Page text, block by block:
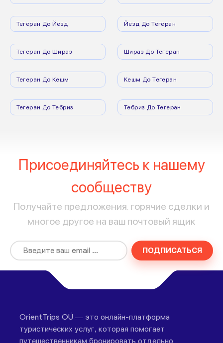
Тегеран До Йезд Йезд До Тегеран
Тегеран До Шираз Шираз До Тегеран
Тегеран До Кешм Кешм До Тегеран
Тегеран До Тебриз Тебриз До Тегеран
Присоединяйтесь к нашему
сообществу
Получайте предложения, горячие сделки и
многое другое на ваш почтовый ящик
ПОДПИСАТЬСЯ
OrientTrips OÜ — это онлайн-платформа
туристических услуг, которая помогает
путешественникам бронировать отдельно